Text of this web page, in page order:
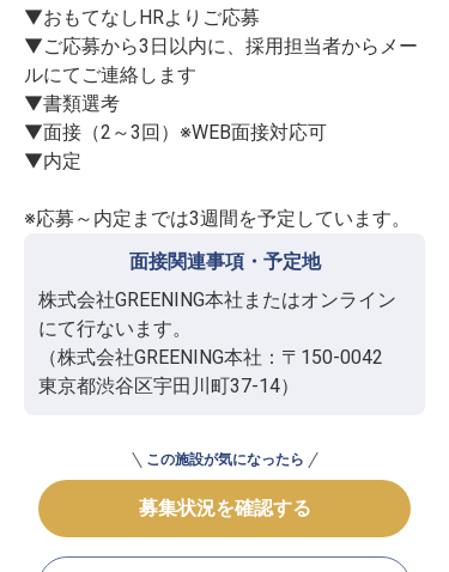
▼おもてなしHRよりご応募
▼ご応募から3日以内に、採用担当者からメー
ルにてご連絡します
▼書類選考
▼面接（2～3回）※WEB面接対応可
▼内定
※応募～内定までは3週間を予定しています。
面接関連事項・予定地
株式会社GREENING本社またはオンライン
にて行ないます。
（株式会社GREENING本社：〒150-0042
東京都渋谷区宇田川町37-14）
この施設が気になったら
募集状況を確認する